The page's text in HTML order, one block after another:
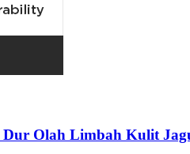
Olah Limbah Kulit